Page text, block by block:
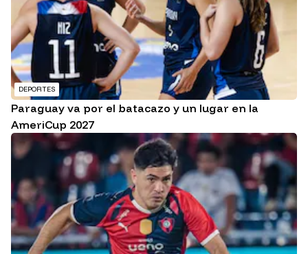
DEPORTES
Paraguay va por el batacazo y un lugar en la
AmeriCup 2027